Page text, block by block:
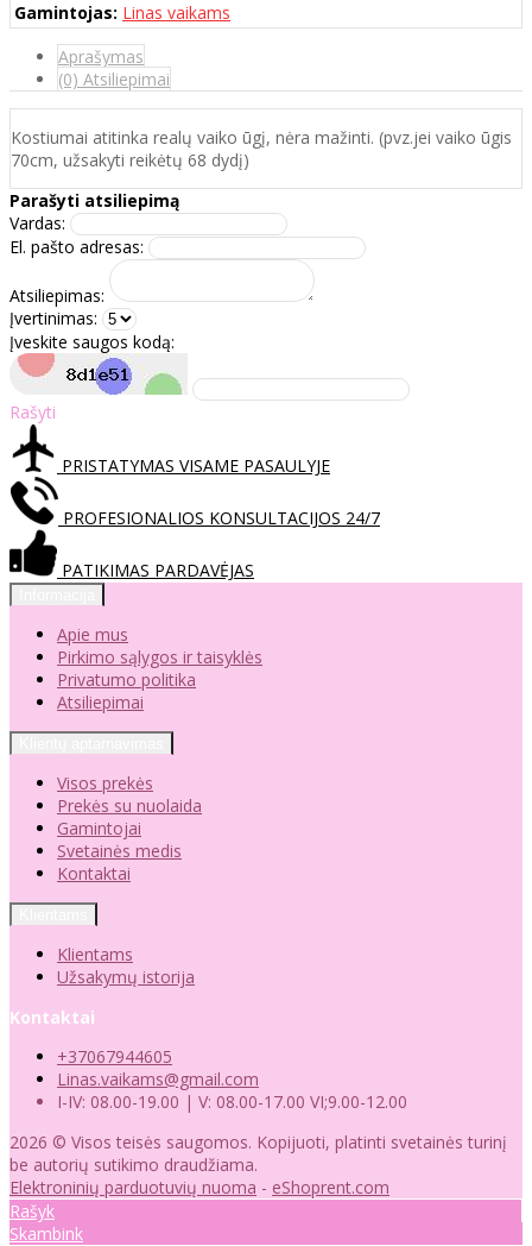
Gamintojas: Linas vaikams
Aprašymas
(0) Atsiliepimai
Kostiumai atitinka realų vaiko ūgį, nėra mažinti. (pvz.jei vaiko ūgis
70cm, užsakyti reikėtų 68 dydį)
Parašyti atsiliepimą
Vardas:
El. pašto adresas:
Atsiliepimas:
Įvertinimas:
Įveskite saugos kodą:
Rašyti
PRISTATYMAS VISAME PASAULYJE
PROFESIONALIOS KONSULTACIJOS 24/7
PATIKIMAS PARDAVĖJAS
Apie mus
Pirkimo sąlygos ir taisyklės
Privatumo politika
Atsiliepimai
Visos prekės
Prekės su nuolaida
Gamintojai
Svetainės medis
Kontaktai
Klientams
Užsakymų istorija
Kontaktai
+37067944605
Linas.vaikams@gmail.com
I-IV: 08.00-19.00 | V: 08.00-17.00 VI;9.00-12.00
2026 © Visos teisės saugomos. Kopijuoti, platinti svetainės turinį
be autorių sutikimo draudžiama.
Elektroninių parduotuvių nuoma - eShoprent.com
Rašyk
Skambink